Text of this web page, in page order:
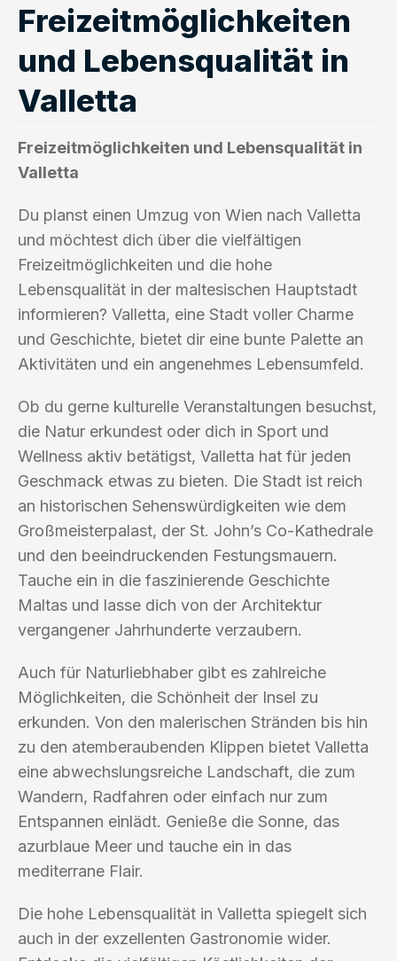
Freizeitmöglichkeiten
und Lebensqualität in
Valletta
Freizeitmöglichkeiten und Lebensqualität in
Valletta
Du planst einen Umzug von Wien nach Valletta
und möchtest dich über die vielfältigen
Freizeitmöglichkeiten und die hohe
Lebensqualität in der maltesischen Hauptstadt
informieren? Valletta, eine Stadt voller Charme
und Geschichte, bietet dir eine bunte Palette an
Aktivitäten und ein angenehmes Lebensumfeld.
Ob du gerne kulturelle Veranstaltungen besuchst,
die Natur erkundest oder dich in Sport und
Wellness aktiv betätigst, Valletta hat für jeden
Geschmack etwas zu bieten. Die Stadt ist reich
an historischen Sehenswürdigkeiten wie dem
Großmeisterpalast, der St. John’s Co-Kathedrale
und den beeindruckenden Festungsmauern.
Tauche ein in die faszinierende Geschichte
Maltas und lasse dich von der Architektur
vergangener Jahrhunderte verzaubern.
Auch für Naturliebhaber gibt es zahlreiche
Möglichkeiten, die Schönheit der Insel zu
erkunden. Von den malerischen Stränden bis hin
zu den atemberaubenden Klippen bietet Valletta
eine abwechslungsreiche Landschaft, die zum
Wandern, Radfahren oder einfach nur zum
Entspannen einlädt. Genieße die Sonne, das
azurblaue Meer und tauche ein in das
mediterrane Flair.
Die hohe Lebensqualität in Valletta spiegelt sich
auch in der exzellenten Gastronomie wider.